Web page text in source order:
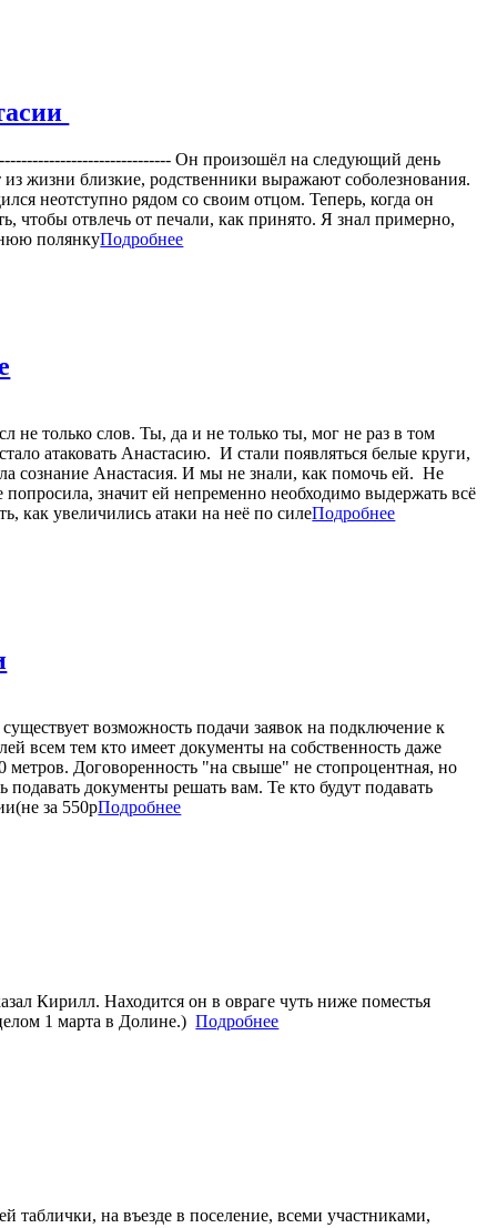
Он произошёл на следующий день
жизни близкие, родственники выражают соболезнования.
неотступно рядом со своим отцом. Теперь, когда он
чтобы отвлечь от печали, как принято. Я знал примерно,
полянкуПодробнее
не только слов. Ты, да и не только ты, мог не раз в том
атаковать Анастасию. И стали появляться белые круги,
сознание Анастасия. И мы не знали, как помочь ей. Не
значит ей непременно необходимо выдержать всё
как увеличились атаки на неё по силеПодробнее
возможность подачи заявок на подключение к
всем тем кто имеет документы на собственность даже
метров. Договоренность "на свыше" не стопроцентная, но
подавать документы решать вам. Те кто будут подавать
за 550рПодробнее
Кирилл. Находится он в овраге чуть ниже поместья
1 марта в Долине.)Подробнее
таблички, на въезде в поселение, всеми участниками,